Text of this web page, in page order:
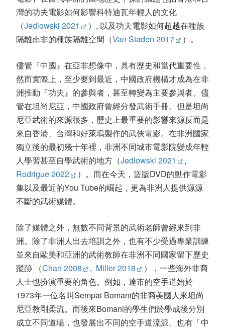
灣的功夫電影如何影響科特迪瓦年輕人的文化
（Jedlowski 2021
）, 以及功夫電影如何超越在種族
隔離南非的種族隔離空間（Van Staden 2017 ）。
儘管『中國』在亞非想像中，具有歷史和當代重要性，
然而實際上，至少要到最近，中國政府機構才成為在非
洲推動『功夫』的參與者，甚至轉變為主要參與者。儘
管在坦尚尼亞，中國政府曾經分發武術手冊。但是坦尚
尼亞武術的來源很多，歷史上最重要的影響來源反而是
來自香港、台灣和好萊塢製作的武俠電影。在非洲國家
獨立後的最初幾十年裡，非洲不同城市電影院變成年輕
人學習甚至自學武術的地方（Jedlowski 2021
,
Rodrigue 2022
）。而在今天，盜版DVD的動作電影
集以及最近的You Tube的崛起，更為非洲人提供源源
不斷的武術媒體。
除了媒體之外，無數不同背景的武術老師曾經來到非
洲。除了非洲人出去培訓之外，也有不少受過專業訓練
並來自歐美和亞洲的武術教師在非洲不同國家留下歷史
蹤跡 （Chan 2008 , Miller 2018
），一些海外非裔
人士也扮演重要的角色。例如，達市的空手道始於
1973年一位名叫Sempai Bomani的非裔美國人來坦尚
尼亞教剛柔流。而後來Bomani的學生們於學成後分別
成立不同道場，也發展出不同的空手道流派。也有「中